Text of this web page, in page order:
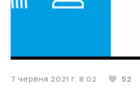
7 червня 2021 г. 8:02 52